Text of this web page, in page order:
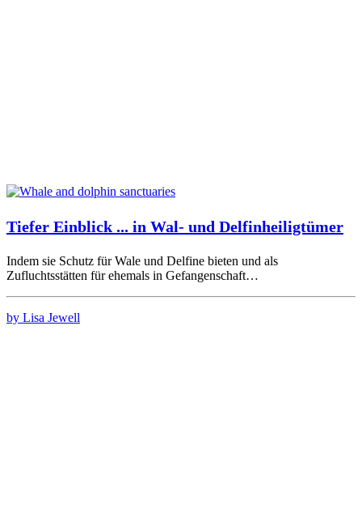
Tiefer Einblick ... in Wal- und Delfinheiligtümer
Indem sie Schutz für Wale und Delfine bieten und als
Zufluchtsstätten für ehemals in Gefangenschaft…
by Lisa Jewell